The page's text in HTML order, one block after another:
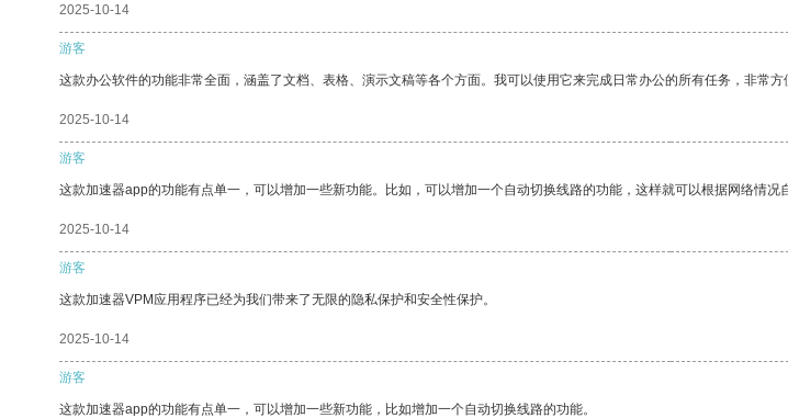
2025-10-14
游客
这款办公软件的功能非常全面，涵盖了文档、表格、演示文稿等各个方面。我可以使用它来完成日常办公的所有任务，非常方
2025-10-14
游客
这款加速器app的功能有点单一，可以增加一些新功能。比如，可以增加一个自动切换线路的功能，这样就可以根据网络情况
2025-10-14
游客
这款加速器VPM应用程序已经为我们带来了无限的隐私保护和安全性保护。
2025-10-14
游客
这款加速器app的功能有点单一，可以增加一些新功能，比如增加一个自动切换线路的功能。